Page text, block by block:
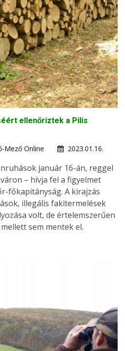
ellenőriztek a Pilis
Mező Online
2023.01.16.
január 16-án, reggel
– hívja fel a figyelmet
főkapitányság. A kirajzás
illegális fakitermelések
volt, de értelemszerűen
sem mentek el.